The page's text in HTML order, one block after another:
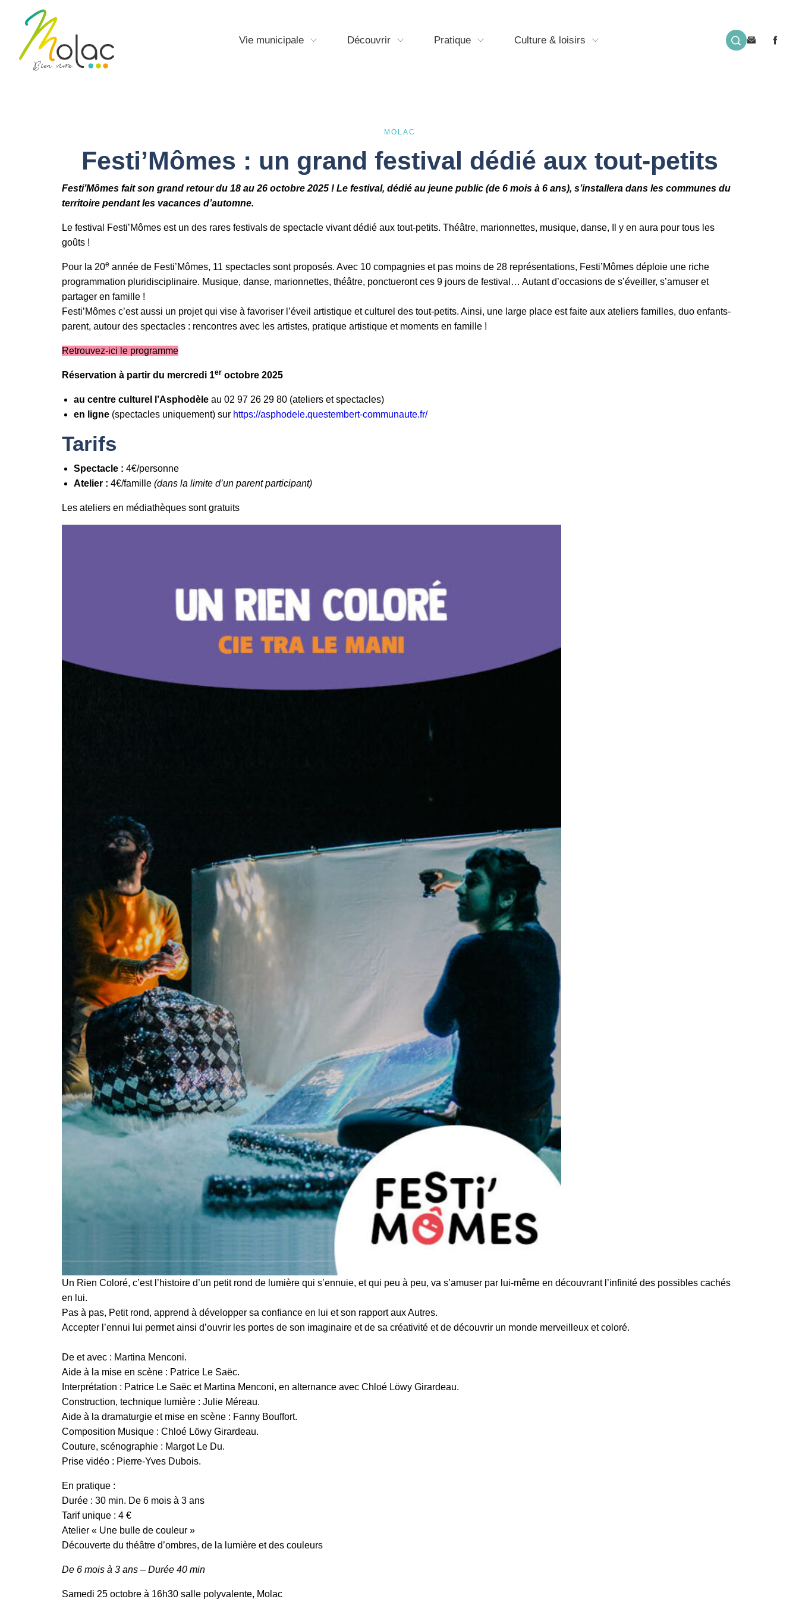
Vie municipale Découvrir Pratique Culture & loisirs
MOLAC
Festi’Mômes : un grand festival dédié aux tout-petits
Festi’Mômes fait son grand retour du 18 au 26 octobre 2025 ! Le festival, dédié au jeune public (de 6 mois à 6 ans), s’installera dans les communes du
territoire pendant les vacances d’automne.
Le festival Festi’Mômes est un des rares festivals de spectacle vivant dédié aux tout-petits. Théâtre, marionnettes, musique, danse, Il y en aura pour tous les
goûts !
Pour la 20e année de Festi’Mômes, 11 spectacles sont proposés. Avec 10 compagnies et pas moins de 28 représentations, Festi’Mômes déploie une riche
programmation pluridisciplinaire. Musique, danse, marionnettes, théâtre, ponctueront ces 9 jours de festival… Autant d’occasions de s’éveiller, s’amuser et
partager en famille !
Festi’Mômes c’est aussi un projet qui vise à favoriser l’éveil artistique et culturel des tout-petits. Ainsi, une large place est faite aux ateliers familles, duo enfants-
parent, autour des spectacles : rencontres avec les artistes, pratique artistique et moments en famille !
Retrouvez-ici le programme
Réservation à partir du mercredi 1er octobre 2025
au centre culturel l’Asphodèle au 02 97 26 29 80 (ateliers et spectacles)
en ligne (spectacles uniquement) sur https://asphodele.questembert-communaute.fr/
Tarifs
Spectacle : 4€/personne
Atelier : 4€/famille (dans la limite d’un parent participant)
Les ateliers en médiathèques sont gratuits
Un Rien Coloré, c’est l’histoire d’un petit rond de lumière qui s’ennuie, et qui peu à peu, va s’amuser par lui-même en découvrant l’infinité des possibles cachés
en lui.
Pas à pas, Petit rond, apprend à développer sa confiance en lui et son rapport aux Autres.
Accepter l’ennui lui permet ainsi d’ouvrir les portes de son imaginaire et de sa créativité et de découvrir un monde merveilleux et coloré.
De et avec : Martina Menconi.
Aide à la mise en scène : Patrice Le Saëc.
Interprétation : Patrice Le Saëc et Martina Menconi, en alternance avec Chloé Löwy Girardeau.
Construction, technique lumière : Julie Méreau.
Aide à la dramaturgie et mise en scène : Fanny Bouffort.
Composition Musique : Chloé Löwy Girardeau.
Couture, scénographie : Margot Le Du.
Prise vidéo : Pierre-Yves Dubois.
En pratique :
Durée : 30 min. De 6 mois à 3 ans
Tarif unique : 4 €
Atelier « Une bulle de couleur »
Découverte du théâtre d’ombres, de la lumière et des couleurs
De 6 mois à 3 ans – Durée 40 min
Samedi 25 octobre à 16h30 salle polyvalente, Molac